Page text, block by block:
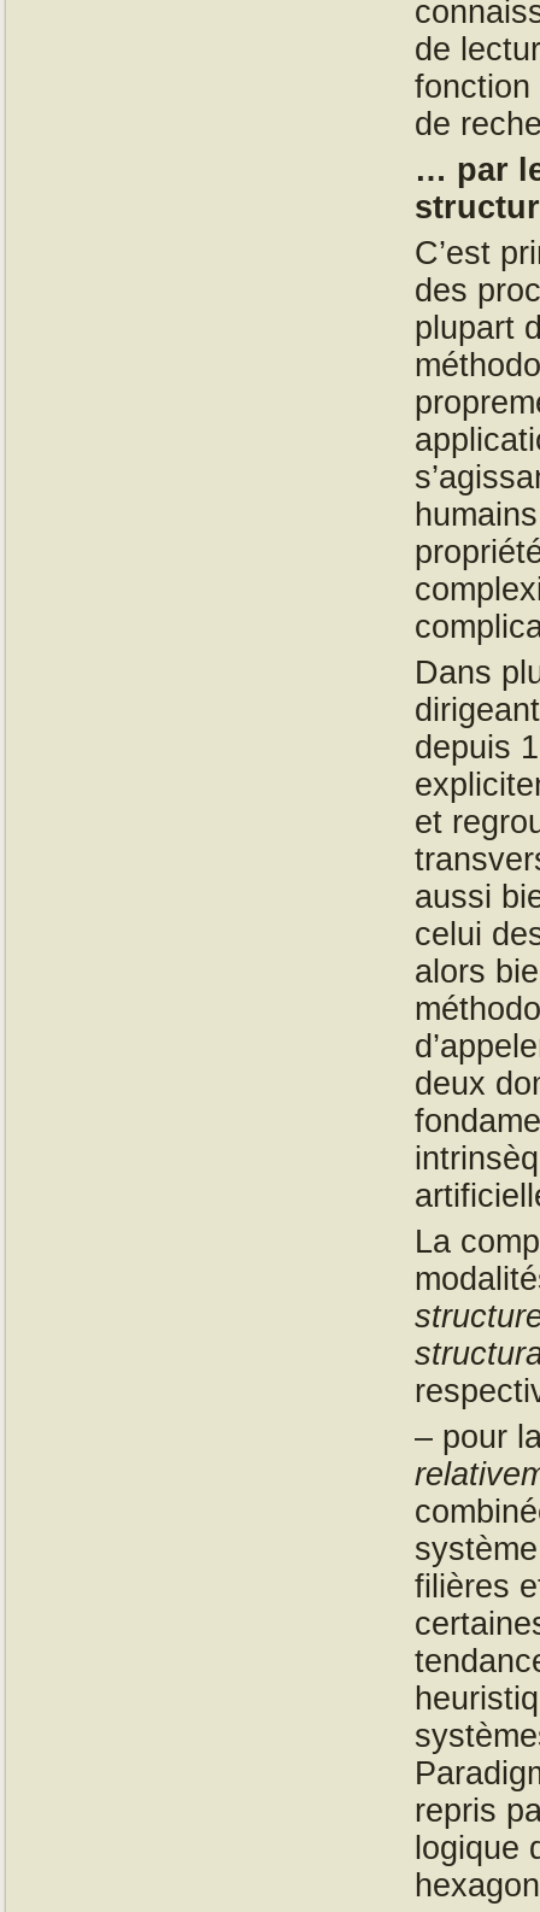
de
fonction
de
… par
C’est
des
plupart
Dans
depuis
et
aussi
celui
alors
deux
La
– pour
filières
repris
logique